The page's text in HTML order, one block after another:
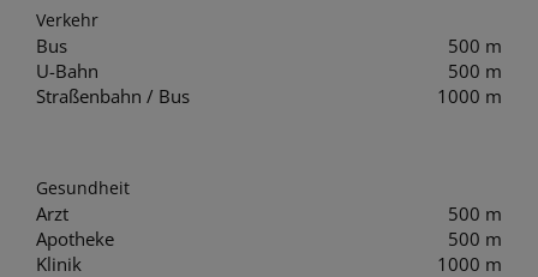
Verkehr
Bus
500 m
U-Bahn
500 m
Straßenbahn / Bus
1000 m
Gesundheit
Arzt
500 m
Apotheke
500 m
Klinik
1000 m